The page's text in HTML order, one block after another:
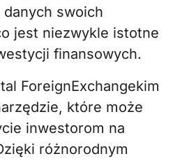
swoich
jest niezwykle istotne
finansowych.
ForeignExchangekim
które może
inwestorom na
różnorodnym